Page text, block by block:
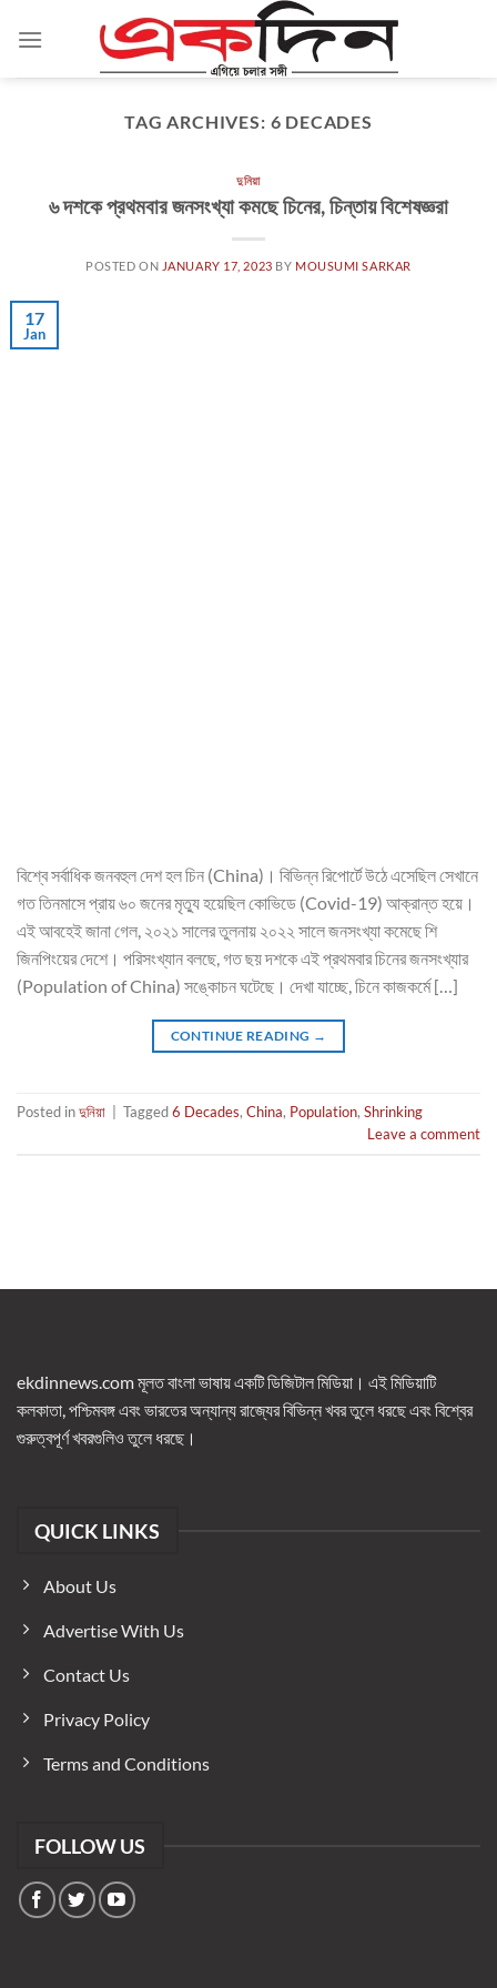
TAG ARCHIVES: 6 DECADES
দুনিয়া
৬ দশকে প্রথমবার জনসংখ্যা কমছে চিনের, চিন্তায় বিশেষজ্ঞরা
POSTED ON JANUARY 17, 2023 BY MOUSUMI SARKAR
17
Jan
বিশ্বে সর্বাধিক জনবহুল দেশ হল চিন (China)। বিভিন্ন রিপোর্টে উঠে এসেছিল সেখানে
গত তিনমাসে প্রায় ৬০ জনের মৃত্যু হয়েছিল কোভিডে (Covid-19) আক্রান্ত হয়ে।
এই আবহেই জানা গেল, ২০২১ সালের তুলনায় ২০২২ সালে জনসংখ্যা কমেছে শি
জিনপিংয়ের দেশে। পরিসংখ্যান বলছে, গত ছয় দশকে এই প্রথমবার চিনের জনসংখ্যার
(Population of China) সঙ্কোচন ঘটেছে। দেখা যাচ্ছে, চিনে কাজকর্মে […]
CONTINUE READING →
Posted inদুনিয়া Tagged6 Decades, China, Population, Shrinking
Leave a comment
ekdinnews.com মূলত বাংলা ভাষায় একটি ডিজিটাল মিডিয়া। এই মিডিয়াটি
কলকাতা, পশ্চিমবঙ্গ এবং ভারতের অন্যান্য রাজ্যের বিভিন্ন খবর তুলে ধরছে এবং বিশ্বের
গুরুত্বপূর্ণ খবরগুলিও তুলে ধরছে।
QUICK LINKS
About Us
Advertise With Us
Contact Us
Privacy Policy
Terms and Conditions
FOLLOW US